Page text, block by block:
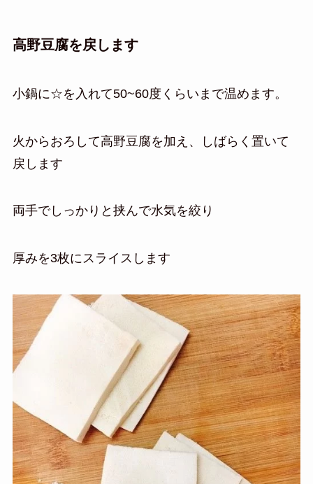
高野豆腐を戻します
小鍋に☆を入れて50~60度くらいまで温めます。
火からおろして高野豆腐を加え、しばらく置いて
戻します
両手でしっかりと挟んで水気を絞り
厚みを3枚にスライスします